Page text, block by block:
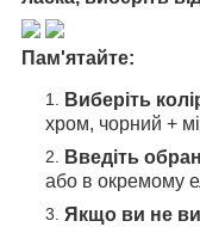
Пам'ятайте:
Виберіть
хром, чорний +
Введіть
або в окремому
Якщо ви не